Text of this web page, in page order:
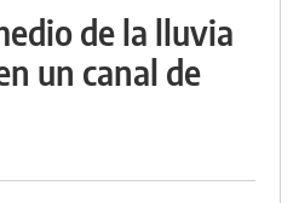
de la lluvia
un canal de